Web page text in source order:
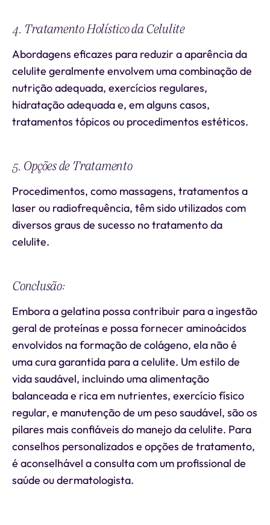
4. Tratamento Holístico da Celulite
Abordagens eficazes para reduzir a aparência da
celulite geralmente envolvem uma combinação de
nutrição adequada, exercícios regulares,
hidratação adequada e, em alguns casos,
tratamentos tópicos ou procedimentos estéticos.
5. Opções de Tratamento
Procedimentos, como massagens, tratamentos a
laser ou radiofrequência, têm sido utilizados com
diversos graus de sucesso no tratamento da
celulite.
Conclusão:
Embora a gelatina possa contribuir para a ingestão
geral de proteínas e possa fornecer aminoácidos
envolvidos na formação de colágeno, ela não é
uma cura garantida para a celulite. Um estilo de
vida saudável, incluindo uma alimentação
balanceada e rica em nutrientes, exercício físico
regular, e manutenção de um peso saudável, são os
pilares mais confiáveis do manejo da celulite. Para
conselhos personalizados e opções de tratamento,
é aconselhável a consulta com um profissional de
saúde ou dermatologista.